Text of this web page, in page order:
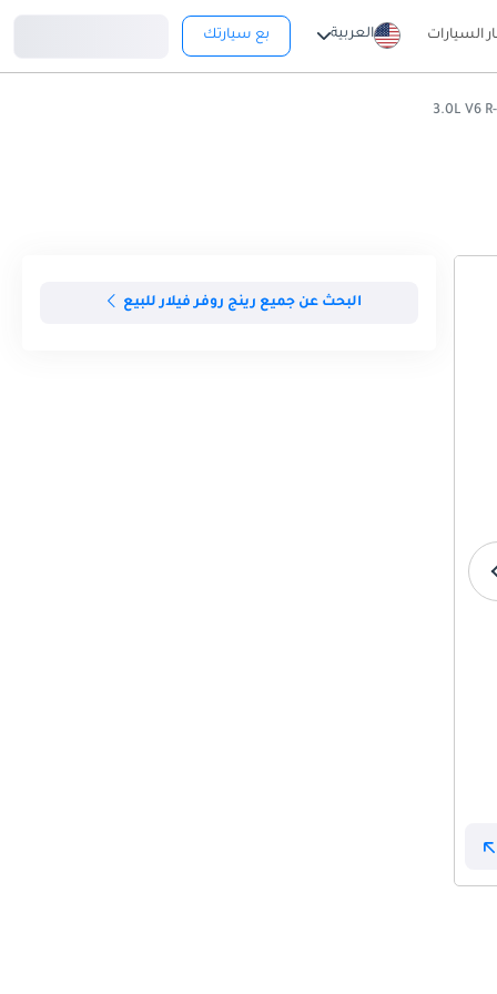
السيارات العربية بع سيارتك
البحث عن جميع رينج روفر فيلار للبيع